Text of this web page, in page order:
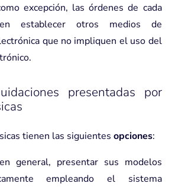
excepción, las órdenes de cada
establecer otros medios de
que no impliquen el uso del
presentadas por
tienen las siguientes opciones:
general, presentar sus modelos
empleando el sistema